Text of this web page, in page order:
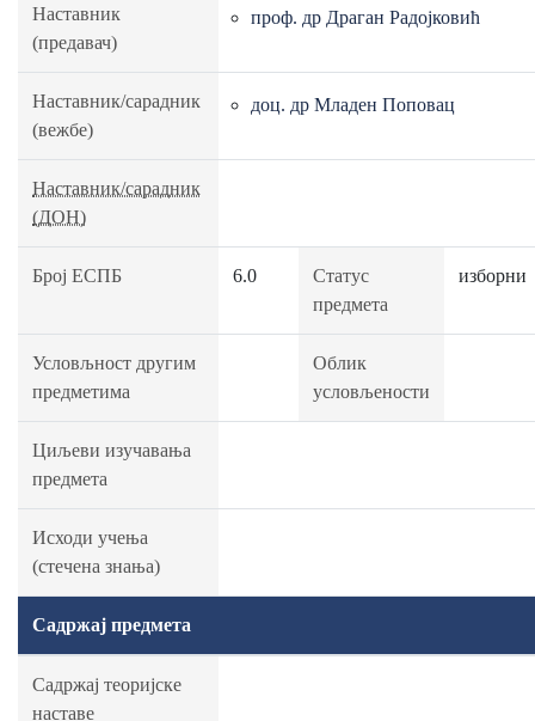
Наставник
(предавач)
проф. др Драган Радојковић
Наставник/сарадник
(вежбе)
доц. др Младен Поповац
Наставник/сарадник
(ДОН)
Број ЕСПБ 6.0
Статус
предмета
изборни
Условљност другим
предметима
Облик
условљености
Циљеви изучавања
предмета
Исходи учења
(стечена знања)
Садржај предмета
Садржај теоријске
наставе